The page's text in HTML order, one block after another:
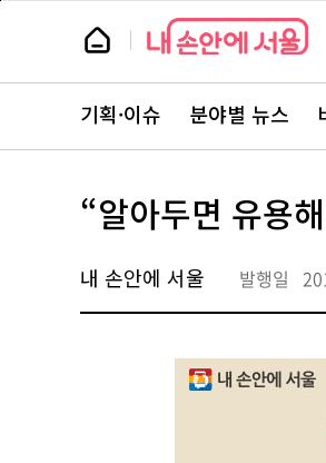
본
뉴
스
뉴
스
주
서
바
기획·이슈 분야별 뉴스
“알아두면 유용
내 손안에 서울 발행일
페